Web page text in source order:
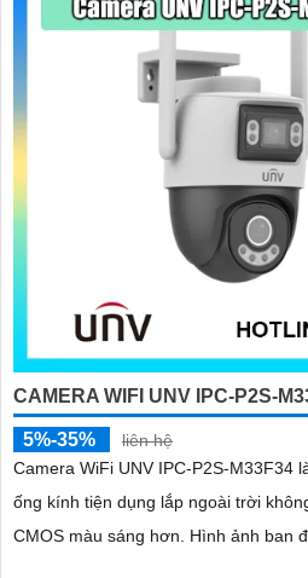
CAMERA WIFI UNV IPC-P2S-
5%-35%
liên hệ
Camera WiFi UNV IPC-P2S-M33F34
ống kính tiện dụng lắp ngoài trời
CMOS màu sáng hơn. Hình ảnh ban